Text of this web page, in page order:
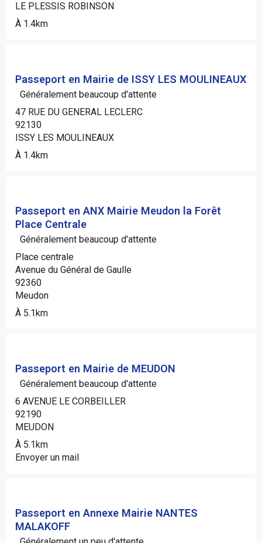
LE PLESSIS ROBINSON
À 1.4km
Passeport en Mairie de ISSY LES MOULINEAUX
Généralement beaucoup d'attente
47 RUE DU GENERAL LECLERC
92130
ISSY LES MOULINEAUX
À 1.4km
Passeport en ANX Mairie Meudon la Forêt
Place Centrale
Généralement beaucoup d'attente
Place centrale
Avenue du Général de Gaulle
92360
Meudon
À 5.1km
Passeport en Mairie de MEUDON
Généralement beaucoup d'attente
6 AVENUE LE CORBEILLER
92190
MEUDON
À 5.1km
Envoyer un mail
Passeport en Annexe Mairie NANTES
MALAKOFF